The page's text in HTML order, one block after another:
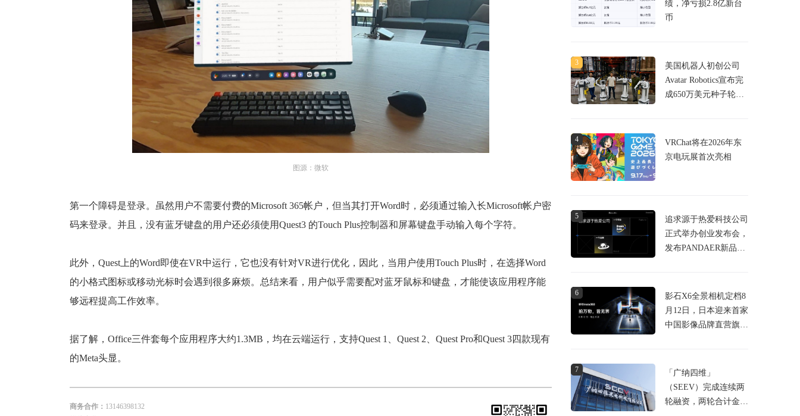
图源：微软
第一个障碍是登录。虽然用户不需要付费的Microsoft 365帐户，但当其打开Word时，必须通过输入长Microsoft帐户密
码来登录。并且，没有蓝牙键盘的用户还必须使用Quest3 的Touch Plus控制器和屏幕键盘手动输入每个字符。
此外，Quest上的Word即使在VR中运行，它也没有针对VR进行优化，因此，当用户使用Touch Plus时，在选择Word
的小格式图标或移动光标时会遇到很多麻烦。总结来看，用户似乎需要配对蓝牙鼠标和键盘，才能使该应用程序能
够远程提高工作效率。
据了解，Office三件套每个应用程序大约1.3MB，均在云端运行，支持Quest 1、Quest 2、Quest Pro和Quest 3四款现有
的Meta头显。
商务合作： 13146398132
绩，净亏损2.8亿新台
币
3
美国机器人初创公司
Avatar Robotics宣布完
成650万美元种子轮融
4
VRChat将在2026年东
京电玩展首次亮相
5
追求源于热爱科技公司
正式举办创业发布会，
发布PANDAER新品及
6
影石X6全景相机定档8
月12日，日本迎来首家
中国影像品牌直营旗舰
7
「广纳四维」
（SEEV）完成连续两
轮融资，两轮合计金额